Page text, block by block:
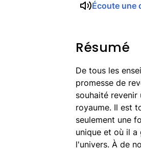
Écoute une
Résumé
De tous les
promesse de
souhaité
royaume. Il est
seulement une
unique et où il
l'univers. À de